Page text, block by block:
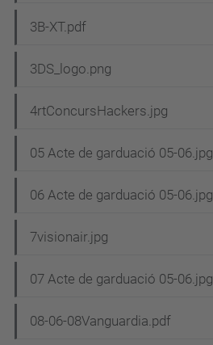
3B-XT.pdf
3DS_logo.png
4rtConcursHackers.jpg
05 Acte de garduació 05-06.jpg
06 Acte de garduació 05-06.jpg
7visionair.jpg
07 Acte de garduació 05-06.jpg
08-06-08Vanguardia.pdf